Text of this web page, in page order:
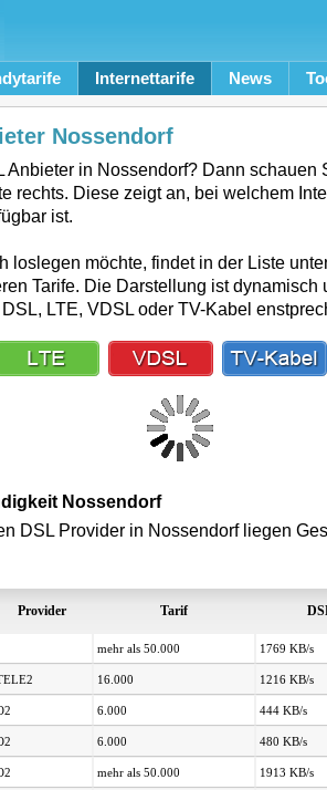
Internettarife News
Nossendorf
Anbieter in Nossendorf? Dann schauen
rechts. Diese zeigt an, bei welchem
ist.
loslegen möchte, findet in der Liste
Tarife. Die Darstellung ist dynamisch
LTE, VDSL oder TV-Kabel
Nossendorf
DSL Provider in Nossendorf liegen
Provider Tarif
mehr als 50.000 1769 KB/s
16.000 1216 KB/s
6.000 444 KB/s
6.000 480 KB/s
mehr als 50.000 1913 KB/s